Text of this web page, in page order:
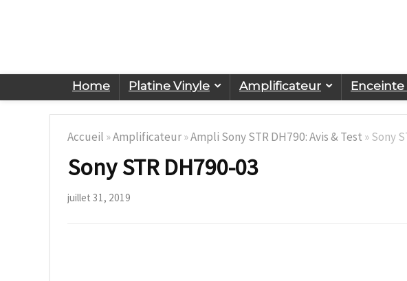
Home Platine Vinyle Amplificateur
Accueil »Amplificateur»Ampli Sony STR DH790: Avis & Test »Sony
Sony STR DH790-03
juillet 31, 2019